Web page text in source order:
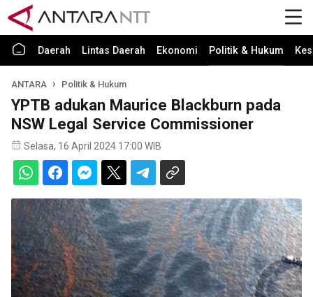
Daerah Lintas Daerah Ekonomi Politik & Hukum
ANTARA Politik & Hukum
YPTB adukan Maurice Blackburn pada
NSW Legal Service Commissioner
Selasa, 16 April 2024 17:00 WIB